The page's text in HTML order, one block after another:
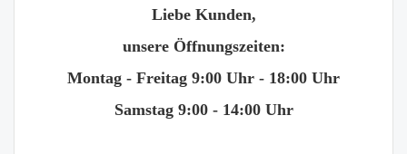
Liebe Kunden,
unsere Öffnungszeiten:
Montag - Freitag 9:00 Uhr - 18:00 Uhr
Samstag 9:00 - 14:00 Uhr